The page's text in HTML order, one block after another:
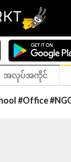
အလုပ်အကိုင်
#Office